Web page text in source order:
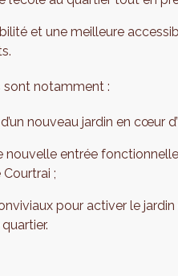
et une meilleure
sont notamment :
nouveau jardin en cœur
nouvelle entrée
;
pour activer le